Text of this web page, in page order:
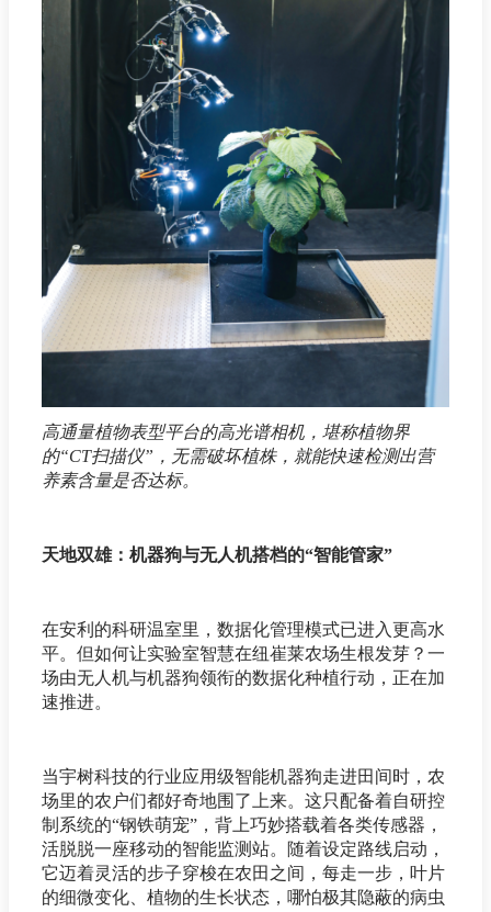
高通量植物表型平台的高光谱相机，堪称植物界
的“CT扫描仪”，无需破坏植株，就能快速检测出营
养素含量是否达标。
天地双雄：机器狗与无人机搭档的“智能管家”
在安利的科研温室里，数据化管理模式已进入更高水
平。但如何让实验室智慧在纽崔莱农场生根发芽？一
场由无人机与机器狗领衔的数据化种植行动，正在加
速推进。
当宇树科技的行业应用级智能机器狗走进田间时，农
场里的农户们都好奇地围了上来。这只配备着自研控
制系统的“钢铁萌宠”，背上巧妙搭载着各类传感器，
活脱脱一座移动的智能监测站。随着设定路线启动，
它迈着灵活的步子穿梭在农田之间，每走一步，叶片
的细微变化、植物的生长状态，哪怕极其隐蔽的病虫